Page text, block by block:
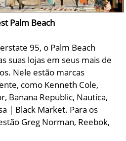
Palm Beach
95, o Palm Beach
suas lojas em seus mais de
Nele estão marcas
como Kenneth Cole,
Banana Republic, Nautica,
| Black Market. Para os
Greg Norman, Reebok,